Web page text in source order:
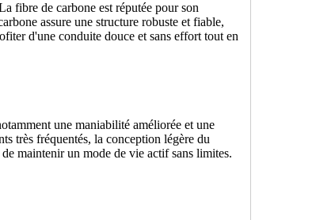
fibre de carbone est réputée pour son
assure une structure robuste et fiable,
d'une conduite douce et sans effort tout en
une maniabilité améliorée et une
très fréquentés, la conception légère du
maintenir un mode de vie actif sans limites.